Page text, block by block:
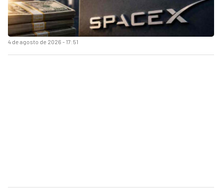
4 de agosto de 2026 - 17:51